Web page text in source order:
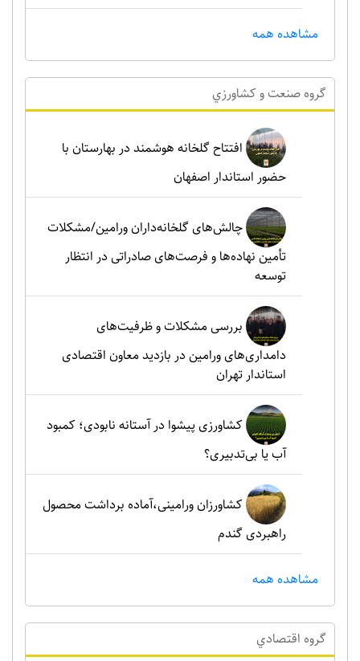
مشاهده همه
گروه صنعت و کشاورزي
افتتاح گلخانه هوشمند در بهارستان با
حضور استاندار اصفهان
چالش‌های گلخانه‌داران ورامین/مشکلات
تأمین نهاده‌ها و فرصت‌های صادراتی در انتظار
توسعه
بررسی مشکلات و ظرفیت‌های
دامداری‌های ورامین در بازدید معاون اقتصادی
استاندار تهران
کشاورزی پیشوا در آستانه نابودی؛ کمبود
آب یا بی‌تدبیری؟
کشاورزان ورامینی،آماده برداشت محصول
راهبردی گندم
مشاهده همه
گروه اقتصادي